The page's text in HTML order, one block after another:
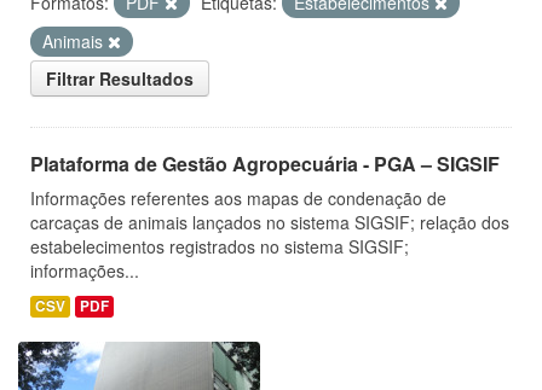
Animais
Filtrar Resultados
Plataforma de Gestão Agropecuária - PGA – SIGSIF
Informações referentes aos mapas de condenação de
carcaças de animais lançados no sistema SIGSIF; relação dos
estabelecimentos registrados no sistema SIGSIF;
informações...
CSV PDF